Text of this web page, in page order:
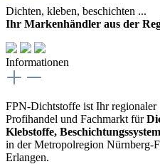
Dichten, kleben, beschichten ...
Ihr Markenhändler aus der
Informationen
FPN-Dichtstoffe ist Ihr regionaler
Profihandel und Fachmarkt für
Klebstoffe,
in der Metropolregion Nürnberg-
Erlangen.